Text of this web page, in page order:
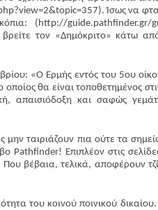
Ίσως να
(http://guide.pathfinder.gr/
τον «Δημόκριτο» κάτω
«Ο Ερμής εντός του 5ου
θα είναι τοποθετημένος
απαισιόδοξη και σαφώς
μην ταιριάζουν πια ούτε τα
Pathfinder! Επιπλέον στις
Που βέβαια, τελικά, αποφέρουν
του κοινού ποινικού δικαίου.
Περισσότερα